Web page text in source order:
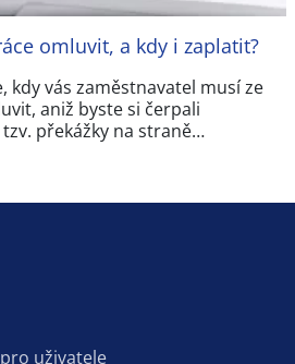
omluvit, a kdy i zaplatit?
kdy vás zaměstnavatel musí ze
aniž byste si čerpali
překážky na straně…
uživatele